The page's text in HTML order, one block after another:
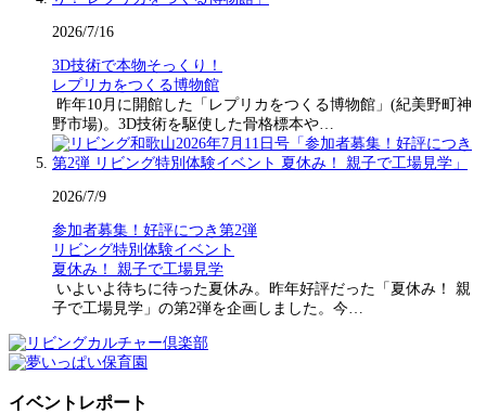
2026/7/16
3D技術で本物そっくり！
レプリカをつくる博物館
昨年10月に開館した「レプリカをつくる博物館」(紀美野町神
野市場)。3D技術を駆使した骨格標本や…
2026/7/9
参加者募集！好評につき第2弾
リビング特別体験イベント
夏休み！ 親子で工場見学
いよいよ待ちに待った夏休み。昨年好評だった「夏休み！ 親
子で工場見学」の第2弾を企画しました。今…
イベントレポート